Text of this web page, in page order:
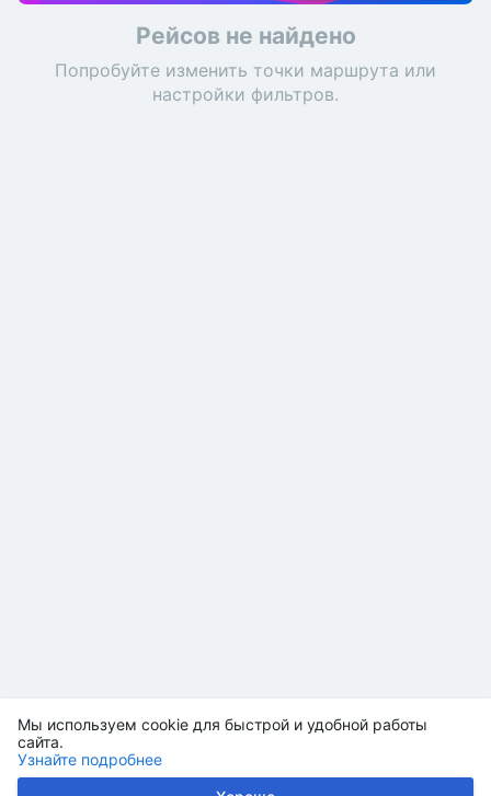
Мы используем cookie для быстрой и удобной работы
сайта.
Узнайте подробнее
Рейсов не найдено
Попробуйте изменить точки маршрута или
настройки фильтров.